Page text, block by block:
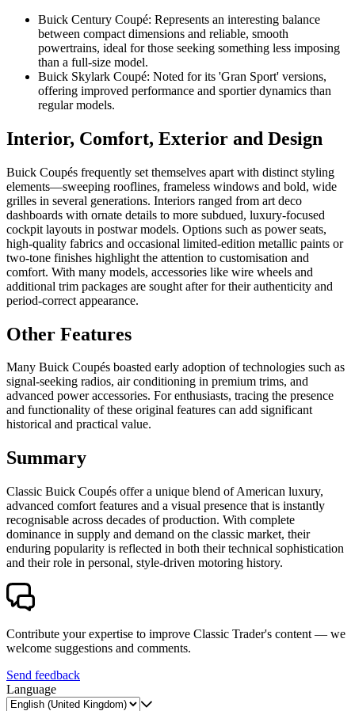
Buick Century Coupé: Represents an interesting balance
between compact dimensions and reliable, smooth
powertrains, ideal for those seeking something less imposing
than a full-size model.
Buick Skylark Coupé: Noted for its 'Gran Sport' versions,
offering improved performance and sportier dynamics than
regular models.
Interior, Comfort, Exterior and Design
Buick Coupés frequently set themselves apart with distinct styling
elements—sweeping rooflines, frameless windows and bold, wide
grilles in several generations. Interiors ranged from art deco
dashboards with ornate details to more subdued, luxury-focused
cockpit layouts in postwar models. Options such as power seats,
high-quality fabrics and occasional limited-edition metallic paints or
two-tone finishes highlight the attention to customisation and
comfort. With many models, accessories like wire wheels and
additional trim packages are sought after for their authenticity and
period-correct appearance.
Other Features
Many Buick Coupés boasted early adoption of technologies such as
signal-seeking radios, air conditioning in premium trims, and
advanced power accessories. For enthusiasts, tracing the presence
and functionality of these original features can add significant
historical and practical value.
Summary
Classic Buick Coupés offer a unique blend of American luxury,
advanced comfort features and a visual presence that is instantly
recognisable across decades of production. With complete
dominance in supply and demand on the classic market, their
enduring popularity is reflected in both their technical sophistication
and their role in personal, style-driven motoring history.
Contribute your expertise to improve Classic Trader's content — we
welcome suggestions and comments.
Send feedback
Language